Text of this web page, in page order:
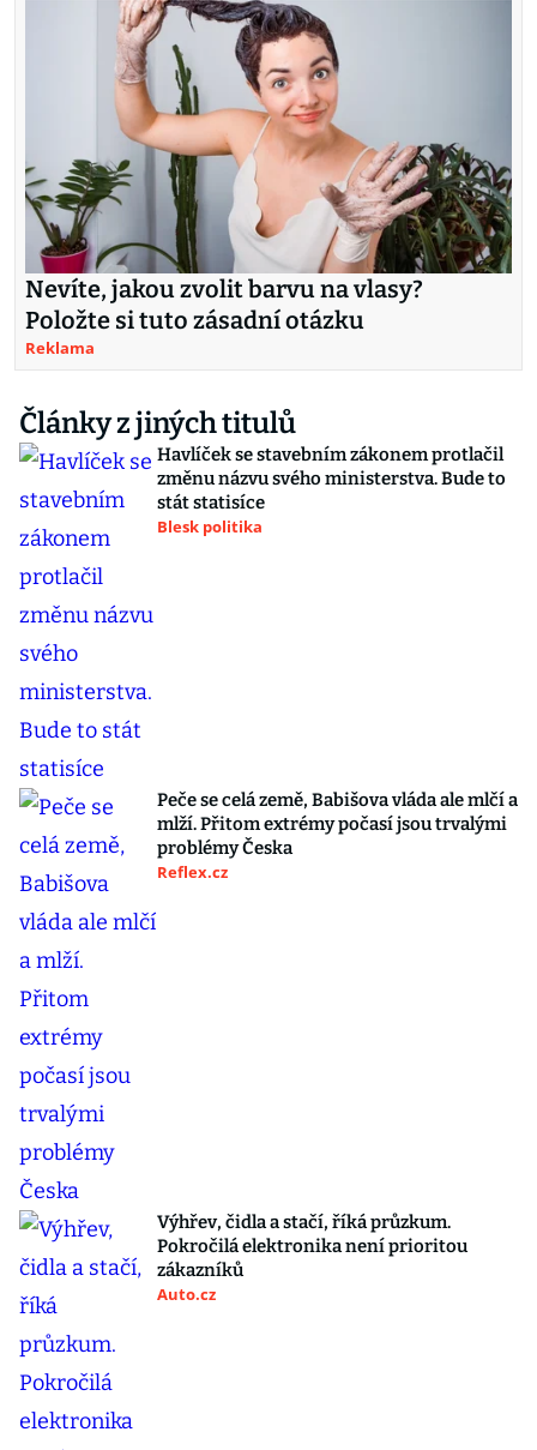
Nevíte, jakou zvolit barvu na vlasy?
Položte si tuto zásadní otázku
Reklama
Články z jiných titulů
Havlíček se stavebním zákonem protlačil
změnu názvu svého ministerstva. Bude to
stát statisíce
Blesk politika
Peče se celá země, Babišova vláda ale mlčí a
mlží. Přitom extrémy počasí jsou trvalými
problémy Česka
Reflex.cz
Výhřev, čidla a stačí, říká průzkum.
Pokročilá elektronika není prioritou
zákazníků
Auto.cz